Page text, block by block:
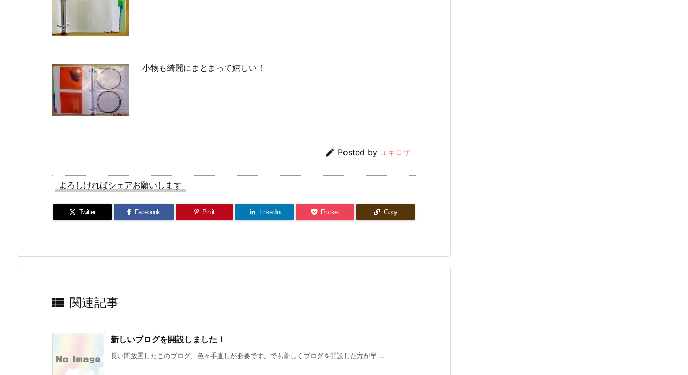
小物も綺麗にまとまって嬉しい！
 Posted by ユキロザ
よろしければシェアお願いします
Twitter Facebook Pin it LinkedIn Pocket Copy
 関連記事
新しいブログを開設しました！
長い間放置したこのブログ、色々手直しが必要です。でも新しくブログを開設した方が早 ...